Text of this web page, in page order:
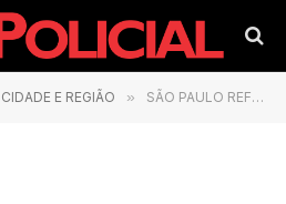
CIDADE E REGIÃO » SÃO PAULO REFORÇA IMPORTÂNCIA DE MANTER A VACINAÇÃO EM DIA DURANTE AS FÉRIAS DE JULHO